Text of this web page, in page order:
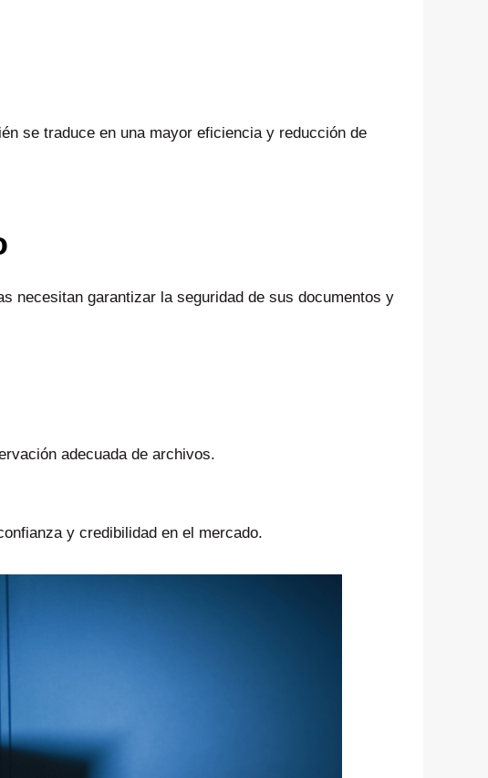
se traduce en una mayor eficiencia y reducción de
necesitan garantizar la seguridad de sus documentos y
adecuada de archivos.
y credibilidad en el mercado.